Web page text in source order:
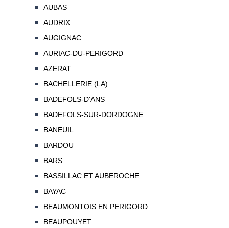
AUBAS
AUDRIX
AUGIGNAC
AURIAC-DU-PERIGORD
AZERAT
BACHELLERIE (LA)
BADEFOLS-D'ANS
BADEFOLS-SUR-DORDOGNE
BANEUIL
BARDOU
BARS
BASSILLAC ET AUBEROCHE
BAYAC
BEAUMONTOIS EN PERIGORD
BEAUPOUYET